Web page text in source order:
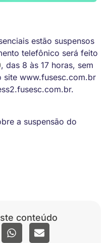
estão suspensos
telefônico será feito
, das 8 às 17 horas, sem
site www.fusesc.com.br
a suspensão do
conteúdo